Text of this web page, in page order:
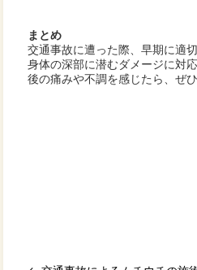
まとめ
交通事故に遭った際、早期に適
身体の深部に潜むダメージに対
後の痛みや不調を感じたら、ぜ